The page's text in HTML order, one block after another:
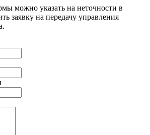
можно указать на неточности в
заявку на передачу управления